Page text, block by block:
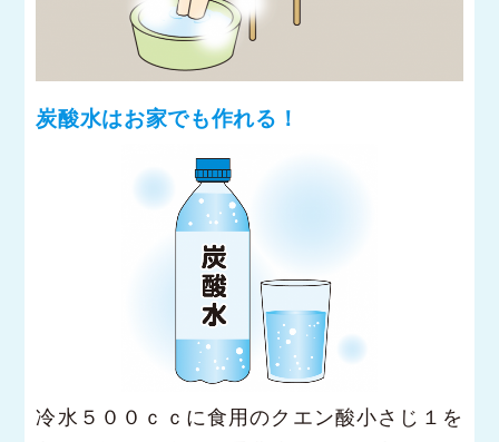
炭酸水はお家でも作れる！
冷水５００ｃｃに食用のクエン酸小さじ１を